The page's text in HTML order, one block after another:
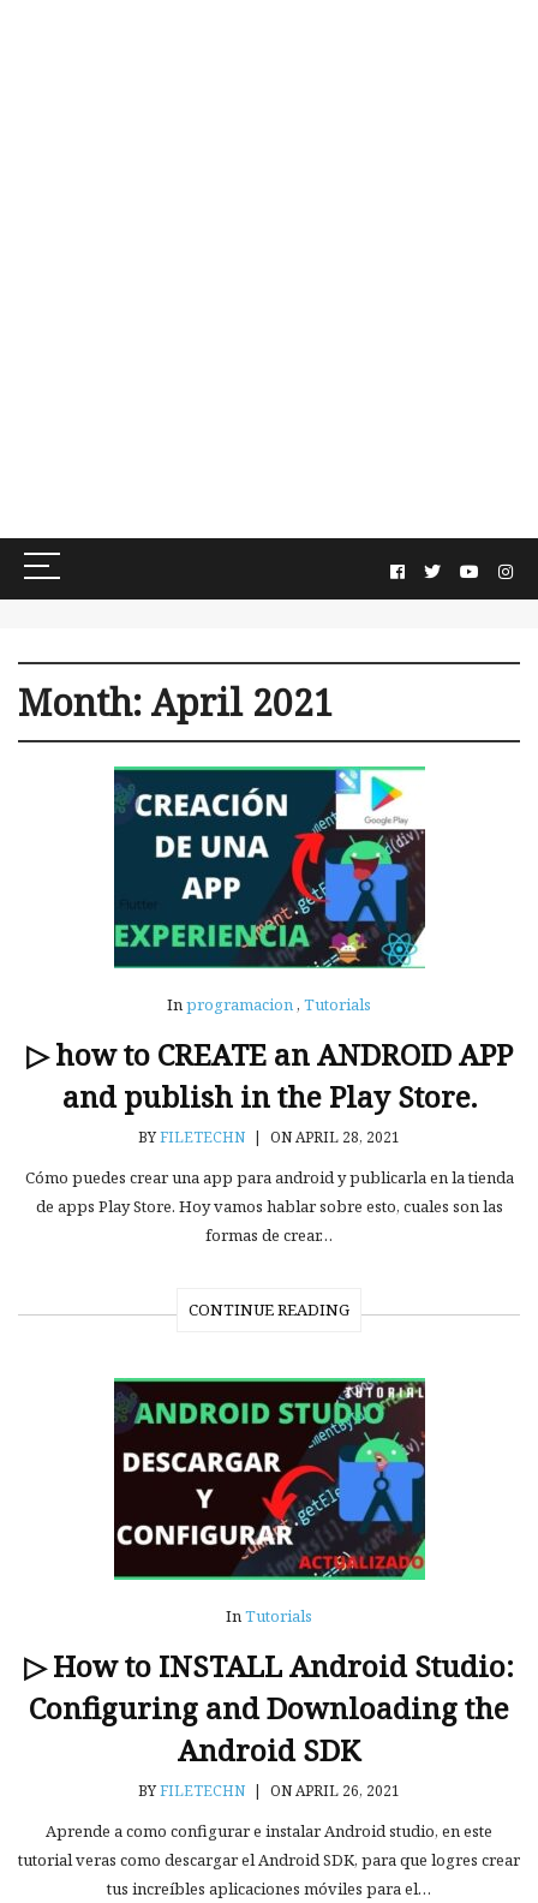
Month:April 2021
Inprogramacion, Tutorials
▷ how to CREATE an ANDROID APP
and publish in the Play Store.
BYFILETECHN | ON APRIL 28, 2021
Cómo puedes crear una app para android y publicarla en la tienda
de apps Play Store. Hoy vamos hablar sobre esto, cuales son las
formas de crear…
CONTINUE READING
InTutorials
▷ How to INSTALL Android Studio:
Configuring and Downloading the
Android SDK
BYFILETECHN | ON APRIL 26, 2021
Aprende a como configurar e instalar Android studio, en este
tutorial veras como descargar el Android SDK, para que logres crear
tus increíbles aplicaciones móviles para el…